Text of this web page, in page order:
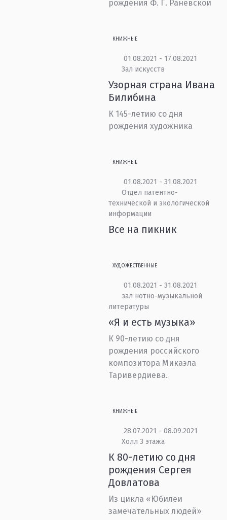
рождения Ф. Г. Раневской
КНИЖНЫЕ
01.08.2021 - 17.08.2021
Зал искусств
Узорная страна Ивана
Билибина
К 145-летию со дня
рождения художника
КНИЖНЫЕ
01.08.2021 - 31.08.2021
Отдел патентно-
технической и экологической
информации
Все на пикник
ХУДОЖЕСТВЕННЫЕ
01.08.2021 - 31.08.2021
зал нотно-музыкальной
литературы
«Я и есть музыка»
К 90-летию со дня
рождения российского
композитора Микаэла
Таривердиева.
КНИЖНЫЕ
28.07.2021 - 08.09.2021
Холл 3 этажа
К 80-летию со дня
рождения Сергея
Довлатова
Из цикла «Юбилеи
замечательных людей»